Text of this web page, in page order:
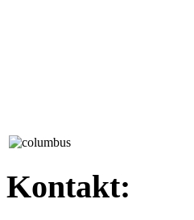
Kontakt: